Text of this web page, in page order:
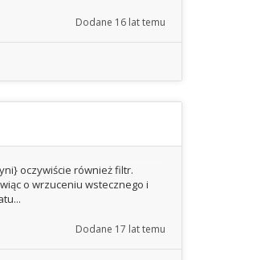
Dodane 16 lat temu
oczywiście również filtr.
o wrzuceniu wstecznego i
Dodane 17 lat temu